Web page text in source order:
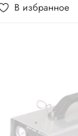
В избранное